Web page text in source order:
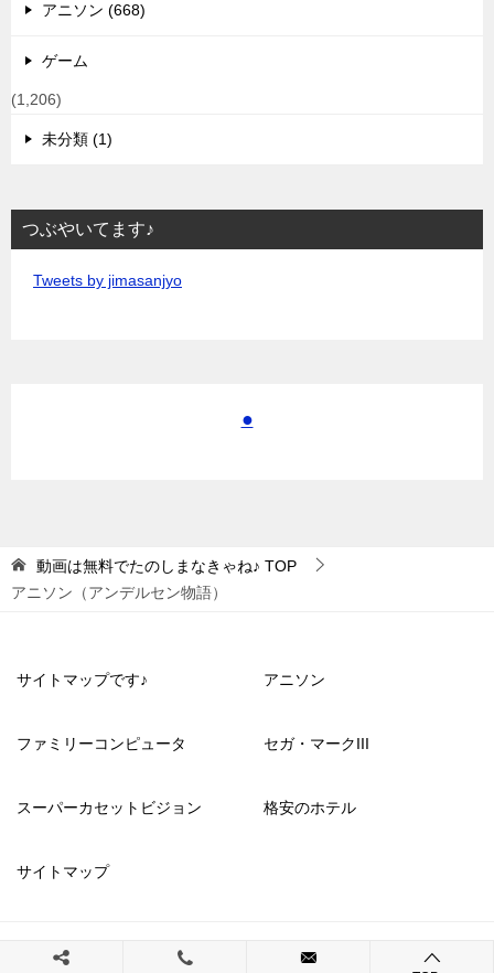
アニソン (668)
ゲーム
(1,206)
未分類 (1)
つぶやいてます♪
Tweets by jimasanjyo
●
動画は無料でたのしまなきゃね♪ TOP
アニソン（アンデルセン物語）
サイトマップです♪ アニソン
ファミリーコンピュータ セガ・マークIII
スーパーカセットビジョン 格安のホテル
サイトマップ
© 2023 動画は無料でたのしまなきゃね♪